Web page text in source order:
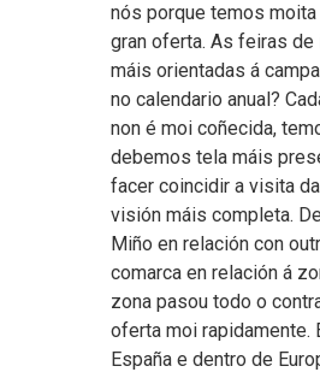
nós porque temos
gran oferta. As feiras de
máis orientadas á
no calendario anual?
non é moi coñecida,
debemos tela máis
facer coincidir a visita
visión máis completa.
Miño en relación con
comarca en relación á
zona pasou todo o
oferta moi rapidamente.
España e dentro de